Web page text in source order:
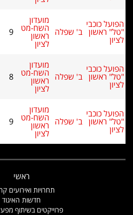
כוכבי
ראשון ב' שפלה השח-מט
ראשון 9
כוכבי
ראשון ב' שפלה השח-מט
ראשון 8
כוכבי
ראשון ב' שפלה השח-מט
ראשון 9
תחרויות ואירועים קרובים
חדשות האיגוד
פרוייקטים בשיתוף מפעל הפייס